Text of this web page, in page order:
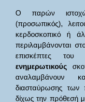
Ο παρών
(προσωπικός),
κερδοσκοπικό ή
περιλαμβάνονται
επισκέπτες του
ενημερωτικούς
αναλαμβάνουν
διασταύρωσης των
δίχως την πρόθεσή